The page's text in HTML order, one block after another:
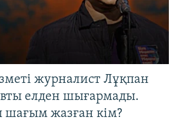
журналист Лұқпан
елден шығармады.
шағым жазған кім?